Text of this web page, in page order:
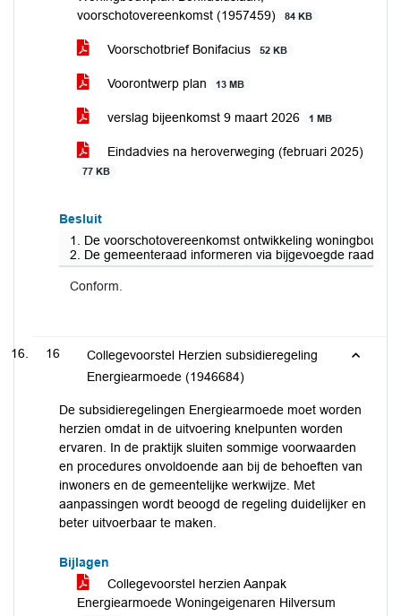
voorschotovereenkomst (1957459)
84 KB
Voorschotbrief Bonifacius 52 KB
Voorontwerp plan 13 MB
verslag bijeenkomst 9 maart 2026 1 MB
Eindadvies na heroverweging (februari 2025)
77 KB
Besluit
1. De voorschotovereenkomst ontwikkeling woningbouw
2. De gemeenteraad informeren via bijgevoegde
Conform.
16
Collegevoorstel Herzien subsidieregeling
Energiearmoede (1946684)
De subsidieregelingen Energiearmoede moet worden
herzien omdat in de uitvoering knelpunten worden
ervaren. In de praktijk sluiten sommige voorwaarden
en procedures onvoldoende aan bij de behoeften van
inwoners en de gemeentelijke werkwijze. Met
aanpassingen wordt beoogd de regeling duidelijker en
beter uitvoerbaar te maken.
Bijlagen
Collegevoorstel herzien Aanpak
Energiearmoede Woningeigenaren Hilversum